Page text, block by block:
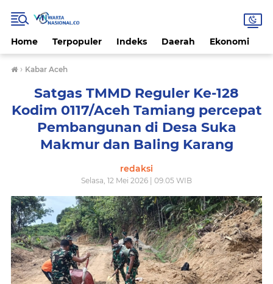
Home Terpopuler Indeks Daerah Ekonomi
› Kabar Aceh
Satgas TMMD Reguler Ke-128
Kodim 0117/Aceh Tamiang percepat
Pembangunan di Desa Suka
Makmur dan Baling Karang
redaksi
Selasa, 12 Mei 2026 | 09.05 WIB